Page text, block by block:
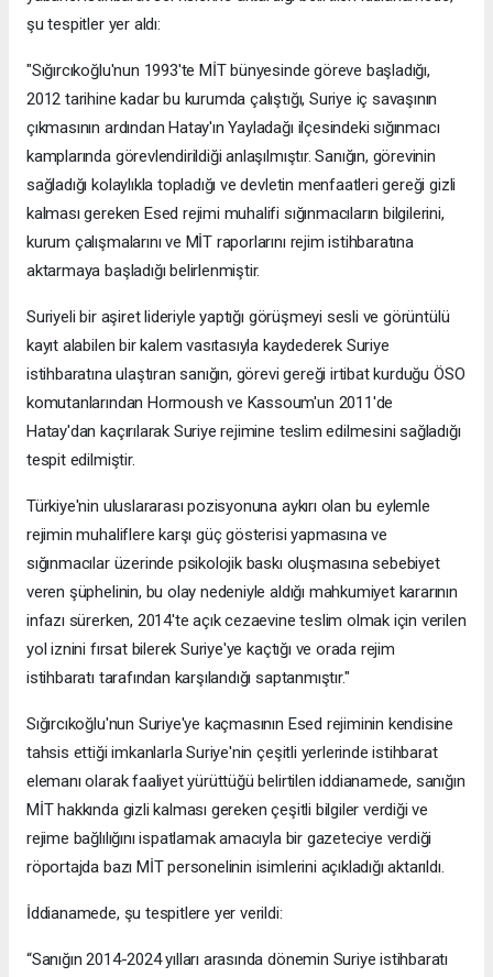
şu tespitler yer aldı:
"Sığırcıkoğlu'nun 1993'te MİT bünyesinde göreve başladığı,
2012 tarihine kadar bu kurumda çalıştığı, Suriye iç savaşının
çıkmasının ardından Hatay'ın Yayladağı ilçesindeki sığınmacı
kamplarında görevlendirildiği anlaşılmıştır. Sanığın, görevinin
sağladığı kolaylıkla topladığı ve devletin menfaatleri gereği gizli
kalması gereken Esed rejimi muhalifi sığınmacıların bilgilerini,
kurum çalışmalarını ve MİT raporlarını rejim istihbaratına
aktarmaya başladığı belirlenmiştir.
Suriyeli bir aşiret lideriyle yaptığı görüşmeyi sesli ve görüntülü
kayıt alabilen bir kalem vasıtasıyla kaydederek Suriye
istihbaratına ulaştıran sanığın, görevi gereği irtibat kurduğu ÖSO
komutanlarından Hormoush ve Kassoum'un 2011'de
Hatay'dan kaçırılarak Suriye rejimine teslim edilmesini sağladığı
tespit edilmiştir.
Türkiye'nin uluslararası pozisyonuna aykırı olan bu eylemle
rejimin muhaliflere karşı güç gösterisi yapmasına ve
sığınmacılar üzerinde psikolojik baskı oluşmasına sebebiyet
veren şüphelinin, bu olay nedeniyle aldığı mahkumiyet kararının
infazı sürerken, 2014'te açık cezaevine teslim olmak için verilen
yol iznini fırsat bilerek Suriye'ye kaçtığı ve orada rejim
istihbaratı tarafından karşılandığı saptanmıştır."
Sığırcıkoğlu'nun Suriye'ye kaçmasının Esed rejiminin kendisine
tahsis ettiği imkanlarla Suriye'nin çeşitli yerlerinde istihbarat
elemanı olarak faaliyet yürüttüğü belirtilen iddianamede, sanığın
MİT hakkında gizli kalması gereken çeşitli bilgiler verdiği ve
rejime bağlılığını ispatlamak amacıyla bir gazeteciye verdiği
röportajda bazı MİT personelinin isimlerini açıkladığı aktarıldı.
İddianamede, şu tespitlere yer verildi:
“Sanığın 2014-2024 yılları arasında dönemin Suriye istihbaratı